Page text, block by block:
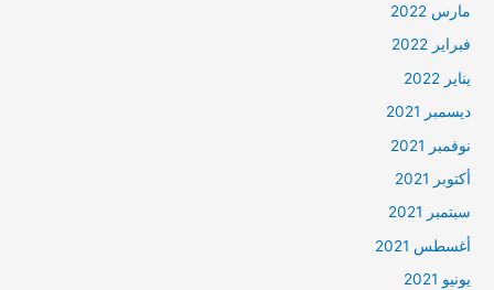
مارس 2022
فبراير 2022
يناير 2022
ديسمبر 2021
نوفمبر 2021
أكتوبر 2021
سبتمبر 2021
أغسطس 2021
يونيو 2021